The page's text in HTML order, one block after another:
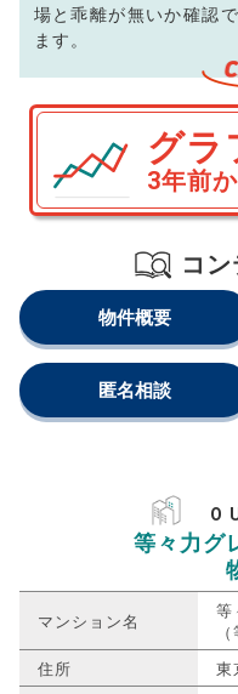
場と乖離が無いか確認で
ます。
グラ
3年前
コン
物件概要
匿名相談
等々力グ
マンション名
等
住所
東